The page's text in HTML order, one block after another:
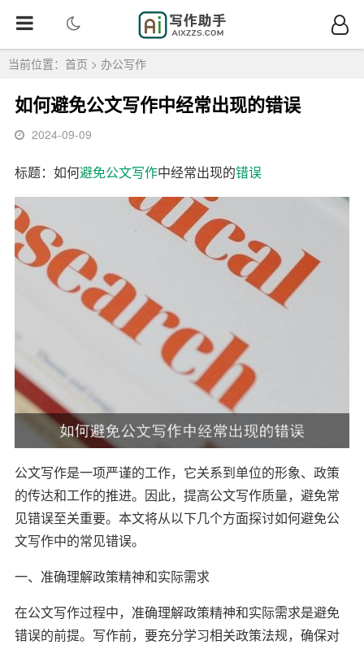
当前位置： 首页 > 办公写作
如何避免公文写作中经常出现的错误
2024-09-09
标题：如何避免公文写作中经常出现的错误
公文写作是一项严谨的工作，它关系到单位的形象、政策
的传达和工作的推进。因此，提高公文写作质量，避免常
见错误至关重要。本文将从以下几个方面探讨如何避免公
文写作中的常见错误。
一、准确理解政策精神和实际需求
在公文写作过程中，准确理解政策精神和实际需求是避免
错误的前提。写作前，要充分学习相关政策法规，确保对